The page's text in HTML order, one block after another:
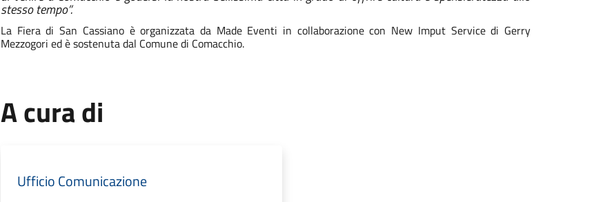
stesso tempo”.
La Fiera di San Cassiano è organizzata da Made Eventi in collaborazione con New Imput Service di Gerry
Mezzogori ed è sostenuta dal Comune di Comacchio.
A cura di
Ufficio Comunicazione